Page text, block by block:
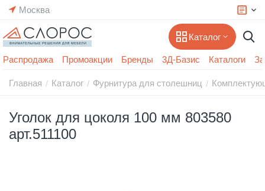
Москва
Каталог
Распродажа Промоакции Бренды 3Д-Базис Каталоги
Главная / Каталог / Фурнитура для столешниц /
Уголок для цоколя 100 мм 803580
арт.511100